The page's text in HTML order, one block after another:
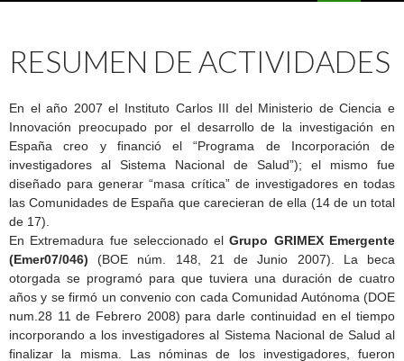
RESUMEN DE ACTIVIDADES
En el año 2007 el Instituto Carlos III del Ministerio de Ciencia e
Innovación preocupado por el desarrollo de la investigación en
España creo y financió el “Programa de Incorporación de
investigadores al Sistema Nacional de Salud”); el mismo fue
diseñado para generar “masa crítica” de investigadores en todas
las Comunidades de España que carecieran de ella (14 de un total
de 17).
En Extremadura fue seleccionado elGrupo GRIMEX Emergente
(Emer07/046) (BOE núm. 148, 21 de Junio 2007). La beca
otorgada se programó para que tuviera una duración de cuatro
años y se firmó un convenio con cada Comunidad Autónoma (DOE
num.28 11 de Febrero 2008) para darle continuidad en el tiempo
incorporando a los investigadores al Sistema Nacional de Salud al
finalizar la misma. Las nóminas de los investigadores, fueron